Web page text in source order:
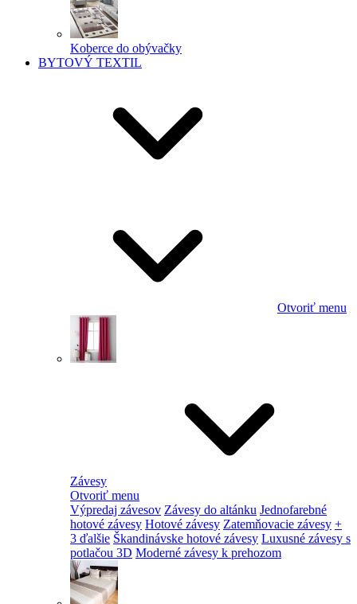
Koberce do obývačky
BYTOVÝ TEXTIL
Otvoriť menu
Závesy
Otvoriť menu
Výpredaj závesov Závesy do altánku Jednofarebné
hotové závesy Hotové závesy Zatemňovacie závesy +
3 ďalšie Škandinávske hotové závesy Luxusné závesy s
potlačou 3D Moderné závesy k prehozom